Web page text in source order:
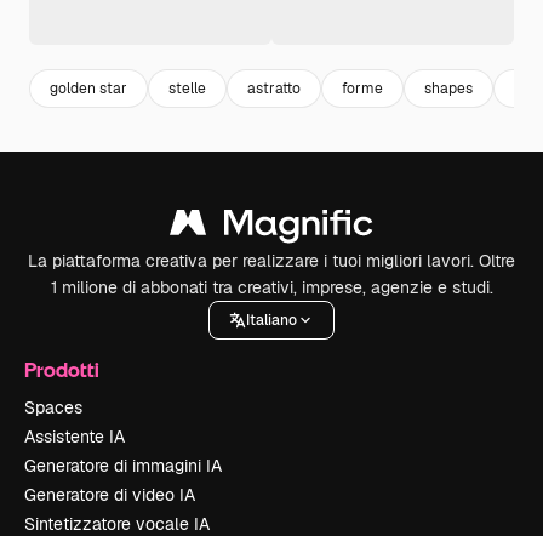
golden star stelle astratto forme shapes
La piattaforma creativa per realizzare i tuoi migliori lavori. Oltre
1 milione di abbonati tra creativi, imprese, agenzie e studi.
Italiano
Prodotti
Spaces
Assistente IA
Generatore di immagini IA
Generatore di video IA
Sintetizzatore vocale IA